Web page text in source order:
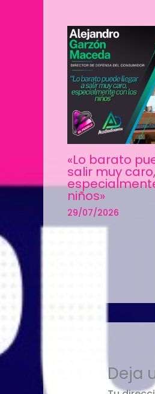
«Lo barato
salir muy caro,
niños»
29/07/2026
Deja